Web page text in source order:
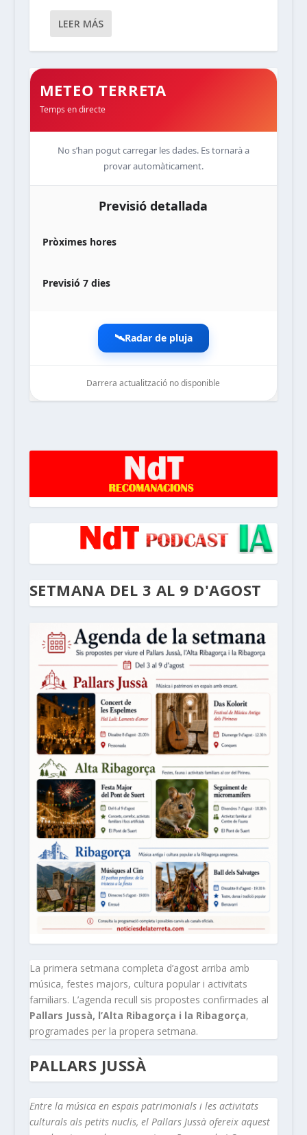
LEER MÁS
METEO TERRETA
Temps en directe
No s’han pogut carregar les dades. Es tornarà a
provar automàticament.
Previsió detallada
Pròximes hores
Previsió 7 dies
🛰️Radar de pluja
Darrera actualització no disponible
SETMANA DEL 3 AL 9 D'AGOST
La primera setmana completa d’agost arriba amb
música, festes majors, cultura popular i activitats
familiars. L’agenda recull sis propostes confirmades al
Pallars Jussà, l’Alta Ribagorça i la Ribagorça,
programades per la propera setmana.
PALLARS JUSSÀ
Entre la música en espais patrimonials i les activitats
culturals als petits nuclis, el Pallars Jussà ofereix aquest